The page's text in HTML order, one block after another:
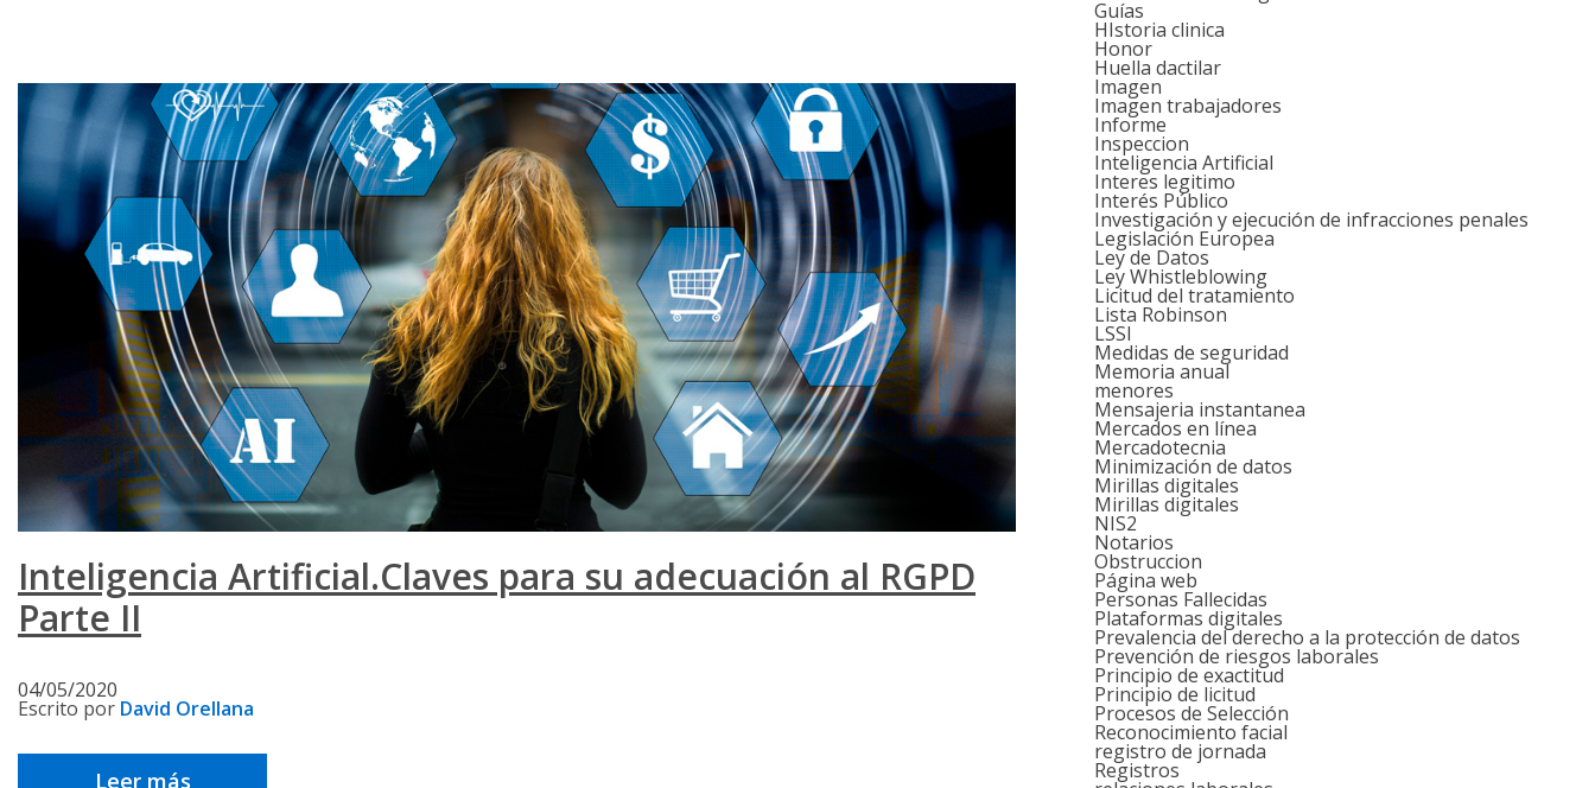
Inteligencia Artificial.Claves para su adecuación al RGPD
Parte II
04/05/2020
Escrito por David Orellana
Leer más
Guías
HIstoria clinica
Honor
Huella dactilar
Imagen
Imagen trabajadores
Informe
Inspeccion
Inteligencia Artificial
Interes legitimo
Interés Público
Investigación y ejecución de infracciones penales
Legislación Europea
Ley de Datos
Ley Whistleblowing
Licitud del tratamiento
Lista Robinson
LSSI
Medidas de seguridad
Memoria anual
menores
Mensajeria instantanea
Mercados en línea
Mercadotecnia
Minimización de datos
Mirillas digitales
Mirillas digitales
NIS2
Notarios
Obstruccion
Página web
Personas Fallecidas
Plataformas digitales
Prevalencia del derecho a la protección de datos
Prevención de riesgos laborales
Principio de exactitud
Principio de licitud
Procesos de Selección
Reconocimiento facial
registro de jornada
Registros